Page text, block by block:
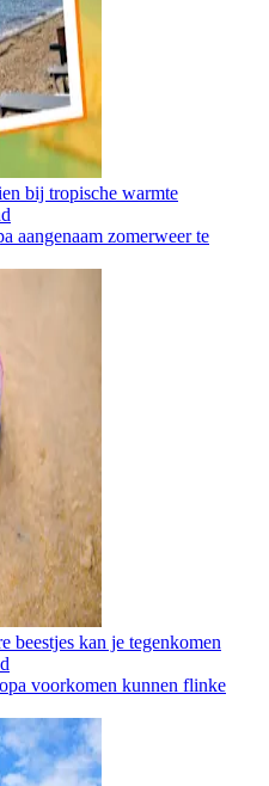
bij tropische warmte
aangenaam zomerweer te
beestjes kan je tegenkomen
voorkomen kunnen flinke